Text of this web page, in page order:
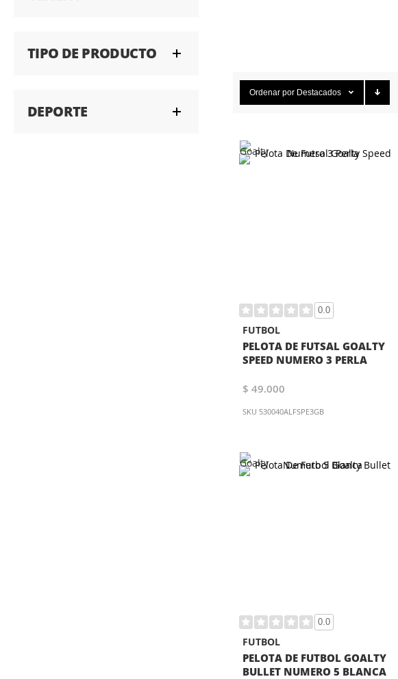
Ordenar por Destacados
0.0
FUTBOL
PELOTA DE FUTSAL GOALTY
SPEED NUMERO 3 PERLA
$ 49.000
SKU 530040ALFSPE3GB
0.0
FUTBOL
PELOTA DE FUTBOL GOALTY
BULLET NUMERO 5 BLANCA
TIPO DE PRODUCTO
DEPORTE